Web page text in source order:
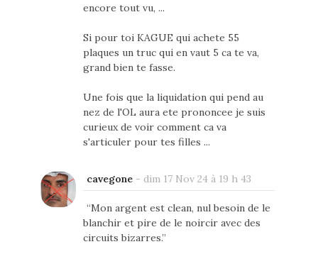
encore tout vu, ...
Si pour toi KAGUE qui achete 55
plaques un truc qui en vaut 5 ca te va,
grand bien te fasse.
Une fois que la liquidation qui pend au
nez de l'OL aura ete prononcee je suis
curieux de voir comment ca va
s'articuler pour tes filles ...
cavegone- dim 17 Nov 24 à 19 h 43
“Mon argent est clean, nul besoin de le
blanchir et pire de le noircir avec des
circuits bizarres.”